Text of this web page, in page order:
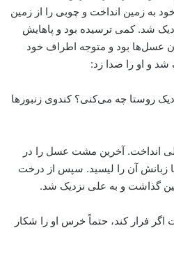
به زمین انداخت و چوبی را از زمین
شد. کمی ترسیده بود و پاهایش
بود و متوجه اطراف خود
شد و او را صدا زد:
روستا چه می‌کنی؟ کندوی زنبورها
انداخت. آخرین مشت عسل را در
زبانش آن را لیسید. سپس از درخت
گذاشت و به علی نزدیک شد.
فرار کند، حتماً خرس او را شکار